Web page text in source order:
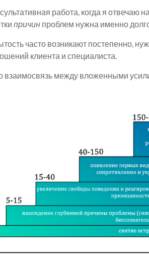
работа, когда я отвечаю
причин проблем нужна именно
часто возникают постепенно,
клиента и специалиста.
взаимосвязь между вложенными